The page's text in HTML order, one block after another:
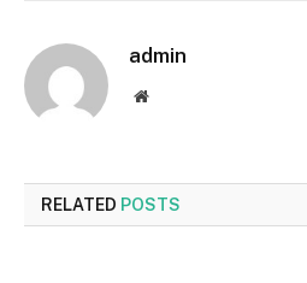
admin
Website
RELATED POSTS